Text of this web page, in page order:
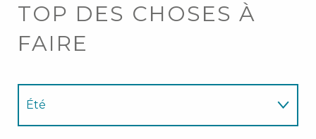
TOP DES CHOSES À
FAIRE
Été